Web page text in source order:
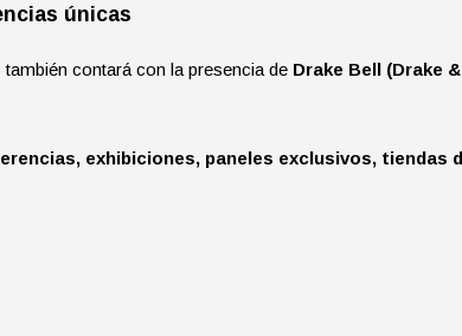
únicas
contará con la presencia de Drake Bell (Drake
exhibiciones, paneles exclusivos, tiendas